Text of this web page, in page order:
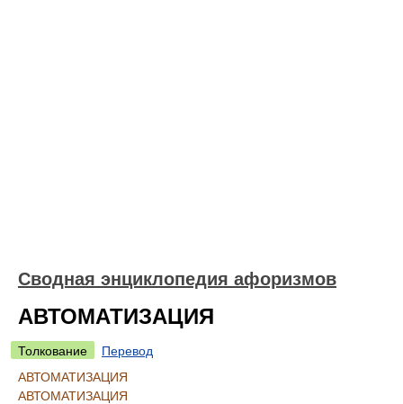
Сводная энциклопедия афоризмов
АВТОМАТИЗАЦИЯ
Толкование
Перевод
АВТОМАТИЗАЦИЯ
АВТОМАТИЗАЦИЯ